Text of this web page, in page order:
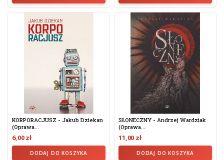
KORPORACJUSZ - Jakub Dziekan
(oprawa...
6,00 zł
DODAJ DO KOSZYKA
SŁONECZNY - Andrzej Wardziak
(Oprawa...
11,00 zł
DODAJ DO KOSZYKA